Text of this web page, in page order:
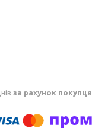
за рахунок покупця